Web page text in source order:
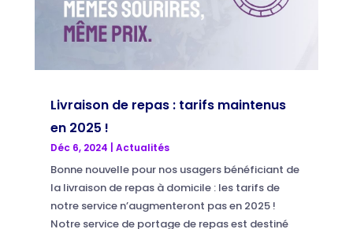
Livraison de repas : tarifs maintenus
en 2025 !
Déc 6, 2024 Actualités
Bonne nouvelle pour nos usagers bénéficiant de
la livraison de repas à domicile : les tarifs de
notre service n’augmenteront pas en 2025 !
Notre service de portage de repas est destiné